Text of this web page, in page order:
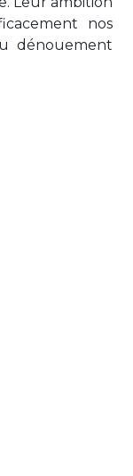
nos
dénouement